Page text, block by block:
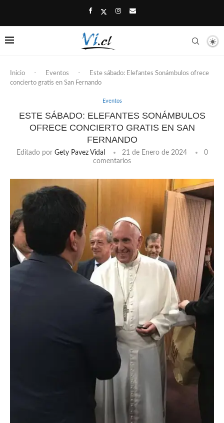
Inicio - Eventos -
Este sábado: Elefantes Sonámbulos ofrece
concierto gratis en San Fernando
Eventos
ESTE SÁBADO: ELEFANTES SONÁMBULOS
OFRECE CONCIERTO GRATIS EN SAN
FERNANDO
Editado por Gety Pavez Vidal 21 de Enero de 2024
0
comentarios